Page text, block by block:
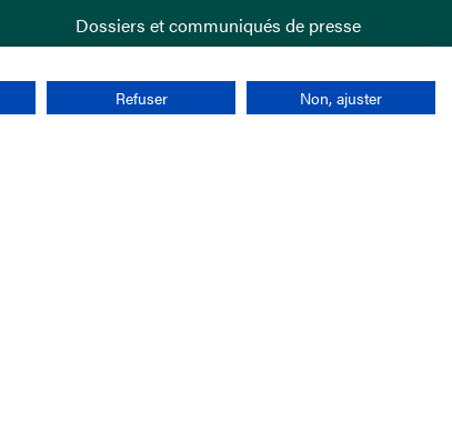
Dossiers et communiqués de presse
Refuser Non, ajuster